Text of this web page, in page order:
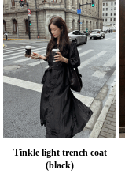
Tinkle light trench coat
(black)